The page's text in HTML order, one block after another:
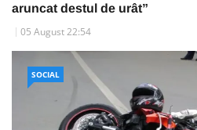
aruncat destul de urât”
05 August 22:54
SOCIAL